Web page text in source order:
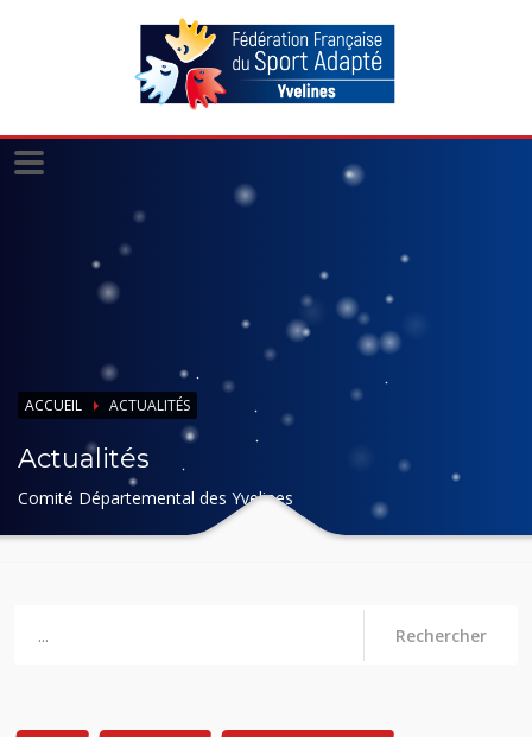
ACCUEIL ACTUALITÉS
Actualités
Comité Départemental des Yvelines
Rechercher
Panneau de gestion des cookies